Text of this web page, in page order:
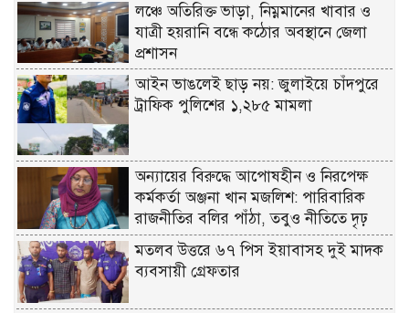
লঞ্চে অতিরিক্ত ভাড়া, নিম্নমানের খাবার ও
যাত্রী হয়রানি বন্ধে কঠোর অবস্থানে জেলা
প্রশাসন
আইন ভাঙলেই ছাড় নয়: জুলাইয়ে চাঁদপুরে
ট্রাফিক পুলিশের ১,২৮৫ মামলা
অন্যায়ের বিরুদ্ধে আপোষহীন ও নিরপেক্ষ
কর্মকর্তা অঞ্জনা খান মজলিশ: পারিবারিক
রাজনীতির বলির পাঁঠা, তবুও নীতিতে দৃঢ়
মতলব উত্তরে ৬৭ পিস ইয়াবাসহ দুই মাদক
ব্যবসায়ী গ্রেফতার